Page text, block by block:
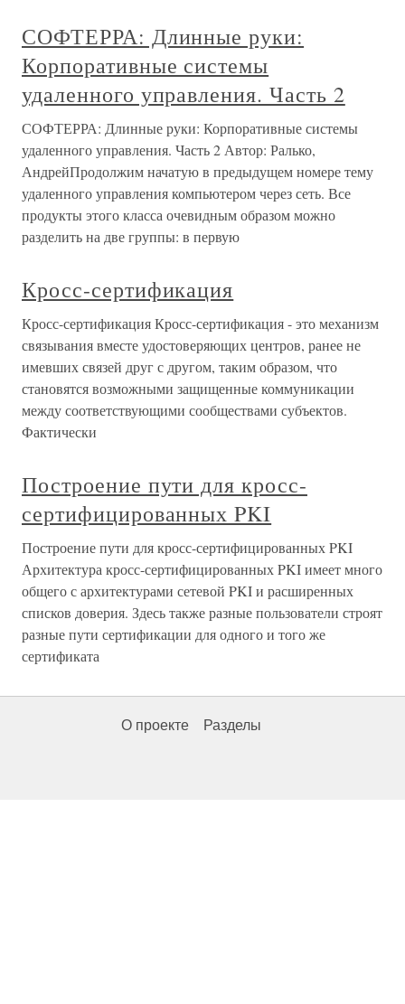
СОФТЕРРА: Длинные руки:
Корпоративные системы
удаленного управления. Часть 2
СОФТЕРРА: Длинные руки: Корпоративные системы
удаленного управления. Часть 2 Автор: Ралько,
АндрейПродолжим начатую в предыдущем номере тему
удаленного управления компьютером через сеть. Все
продукты этого класса очевидным образом можно
разделить на две группы: в первую
Кросс-сертификация
Кросс-сертификация Кросс-сертификация - это механизм
связывания вместе удостоверяющих центров, ранее не
имевших связей друг с другом, таким образом, что
становятся возможными защищенные коммуникации
между соответствующими сообществами субъектов.
Фактически
Построение пути для кросс-
сертифицированных PKI
Построение пути для кросс-сертифицированных PKI
Архитектура кросс-сертифицированных PKI имеет много
общего с архитектурами сетевой PKI и расширенных
списков доверия. Здесь также разные пользователи строят
разные пути сертификации для одного и того же
сертификата
О проекте Разделы